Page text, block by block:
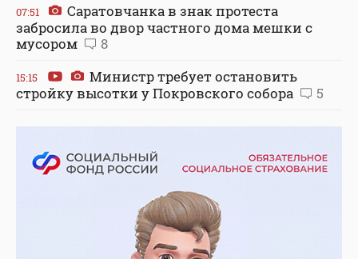
07:51
Саратовчанка в знак протеста
забросила во двор частного дома мешки с
мусором
8
15:15
Министр требует остановить
стройку высотки у Покровского собора
5